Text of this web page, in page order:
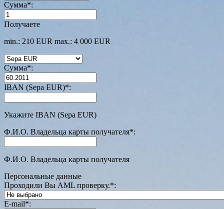
Сумма*:
Получаете
min.: 210 EUR max.: 4 000 EUR
Сумма*:
IBAN (Sepa EUR)*:
Укажите IBAN (Sepa EUR)
Ф.И.О. Владельца карты получателя*:
Ф.И.О. Владельца карты получателя
Персональные данные
Проходили Вы AML проверку.*:
E-mail*: